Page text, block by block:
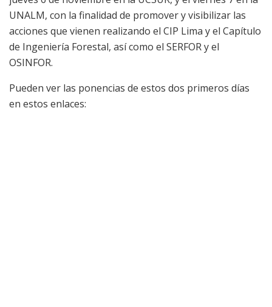
UNALM, con la finalidad de promover y visibilizar las
acciones que vienen realizando el CIP Lima y el Capítulo
de Ingeniería Forestal, así como el SERFOR y el
OSINFOR.
Pueden ver las ponencias de estos dos primeros días
en estos enlaces: